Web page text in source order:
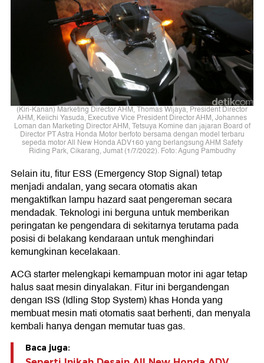
(Kiri-Kanan) Marketing Director AHM, Thomas Wijaya, President Director
AHM, Keiichi Yasuda, Executive Vice President Director AHM, Johannes
Loman dan Marketing Director AHM, Tetsuya Komine dan jajaran Board of
Director PT Astra Honda Motor berfoto bersama dengan model terbaru
sepeda motor All New Honda ADV160 yang berlangsung AHM Safety
Riding Park, Cikarang, Jumat (1/7/2022). Foto: Agung Pambudhy
Selain itu, fitur ESS (Emergency Stop Signal) tetap
menjadi andalan, yang secara otomatis akan
mengaktifkan lampu hazard saat pengereman secara
mendadak. Teknologi ini berguna untuk memberikan
peringatan ke pengendara di sekitarnya terutama pada
posisi di belakang kendaraan untuk menghindari
kemungkinan kecelakaan.
ACG starter melengkapi kemampuan motor ini agar tetap
halus saat mesin dinyalakan. Fitur ini bergandengan
dengan ISS (Idling Stop System) khas Honda yang
membuat mesin mati otomatis saat berhenti, dan menyala
kembali hanya dengan memutar tuas gas.
Baca juga: